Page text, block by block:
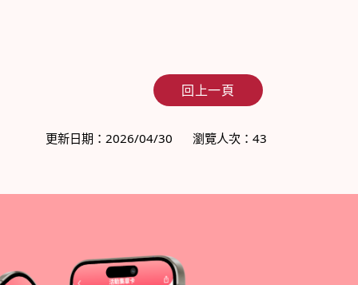
回上一頁
更新日期：2026/04/30 瀏覽人次：43